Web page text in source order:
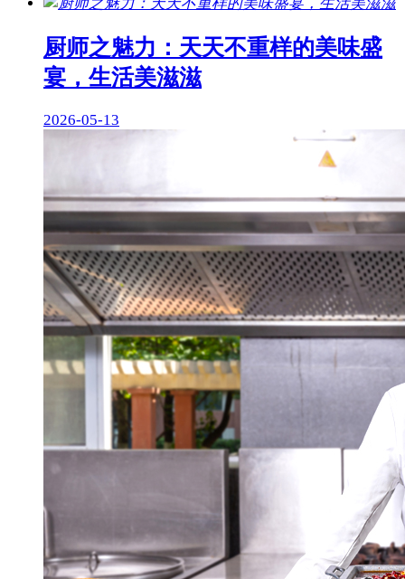
厨师之魅力：天天不重样的美味盛
宴，生活美滋滋
2026-05-13